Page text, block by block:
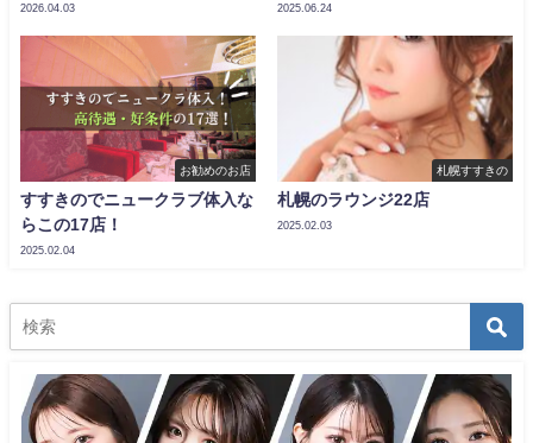
2026.04.03 2025.06.24
お勧めのお店
すすきのでニュークラブ体入な
らこの17店！
2025.02.04
札幌すすきの
札幌のラウンジ22店
2025.02.03